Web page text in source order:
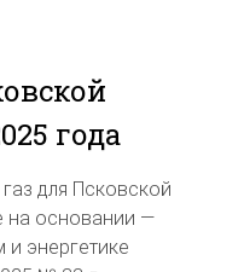
года
для Псковской
на основании —
и энергетике